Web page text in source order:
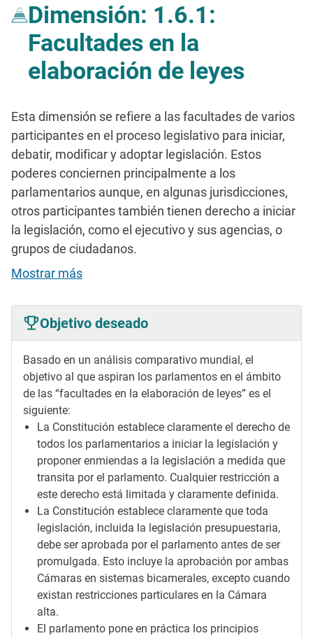
Dimensión: 1.6.1:
Facultades en la
elaboración de leyes
Esta dimensión se refiere a las facultades de varios
participantes en el proceso legislativo para iniciar,
debatir, modificar y adoptar legislación. Estos
poderes conciernen principalmente a los
parlamentarios aunque, en algunas jurisdicciones,
otros participantes también tienen derecho a iniciar
la legislación, como el ejecutivo y sus agencias, o
grupos de ciudadanos.
Mostrar más
Objetivo deseado
Basado en un análisis comparativo mundial, el
objetivo al que aspiran los parlamentos en el ámbito
de las “facultades en la elaboración de leyes” es el
siguiente:
La Constitución establece claramente el derecho de
todos los parlamentarios a iniciar la legislación y
proponer enmiendas a la legislación a medida que
transita por el parlamento. Cualquier restricción a
este derecho está limitada y claramente definida.
La Constitución establece claramente que toda
legislación, incluida la legislación presupuestaria,
debe ser aprobada por el parlamento antes de ser
promulgada. Esto incluye la aprobación por ambas
Cámaras en sistemas bicamerales, excepto cuando
existan restricciones particulares en la Cámara
alta.
El parlamento pone en práctica los principios